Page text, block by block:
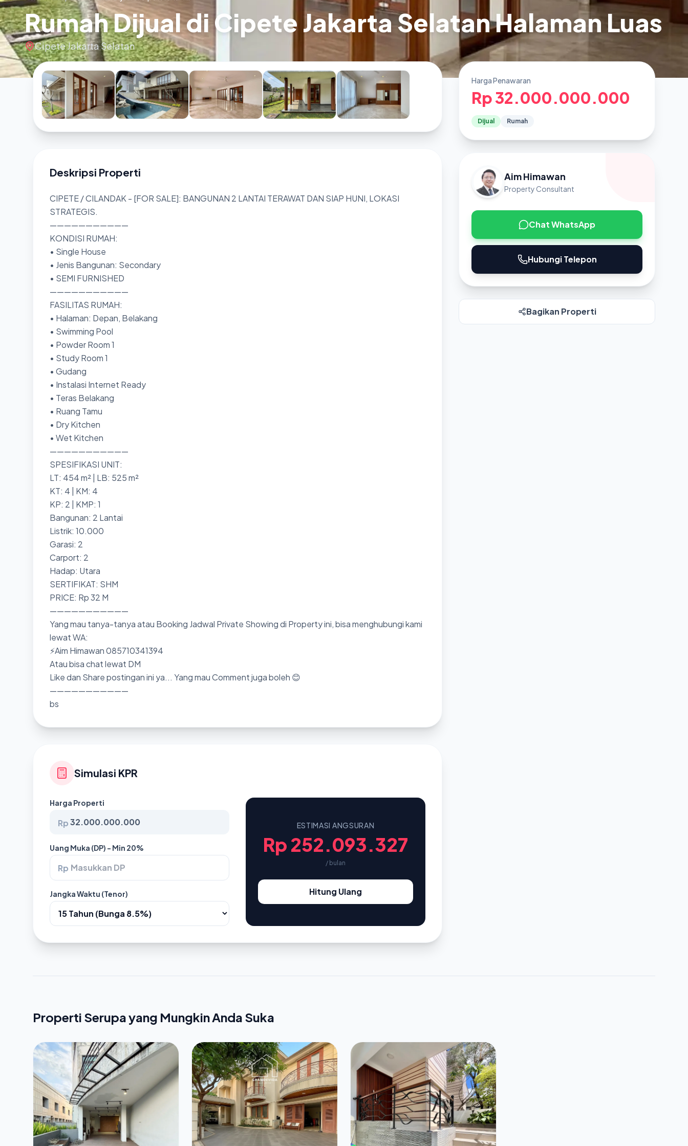
Rumah Dijual di Cipete Jakarta Selatan Halaman Luas
Cipete Jakarta Selatan
Deskripsi Properti
CIPETE / CILANDAK - [FOR SALE]: BANGUNAN 2 LANTAI TERAWAT DAN SIAP HUNI, LOKASI
STRATEGIS.
———————————
KONDISI RUMAH:
• Single House
• Jenis Bangunan: Secondary
• SEMI FURNISHED
———————————
FASILITAS RUMAH:
• Halaman: Depan, Belakang
• Swimming Pool
• Powder Room 1
• Study Room 1
• Gudang
• Instalasi Internet Ready
• Teras Belakang
• Ruang Tamu
• Dry Kitchen
• Wet Kitchen
———————————
SPESIFIKASI UNIT:
LT: 454 m² | LB: 525 m²
KT: 4 | KM: 4
KP: 2 | KMP: 1
Bangunan: 2 Lantai
Listrik: 10.000
Garasi: 2
Carport: 2
Hadap: Utara
SERTIFIKAT: SHM
PRICE: Rp 32 M
———————————
Yang mau tanya-tanya atau Booking Jadwal Private Showing di Property ini, bisa menghubungi kami
lewat WA:
⚡Aim Himawan 085710341394
Atau bisa chat lewat DM
Like dan Share postingan ini ya... Yang mau Comment juga boleh 😊
———————————
bs
Simulasi KPR
Harga Properti
Rp
Uang Muka (DP) - Min 20%
Rp
Jangka Waktu (Tenor)
ESTIMASI ANGSURAN
Rp 252.093.327
/ bulan
Hitung Ulang
Harga Penawaran
Rp 32.000.000.000
Dijual Rumah
Aim Himawan
Property Consultant
Chat WhatsApp
Hubungi Telepon
Bagikan Properti
Properti Serupa yang Mungkin Anda Suka